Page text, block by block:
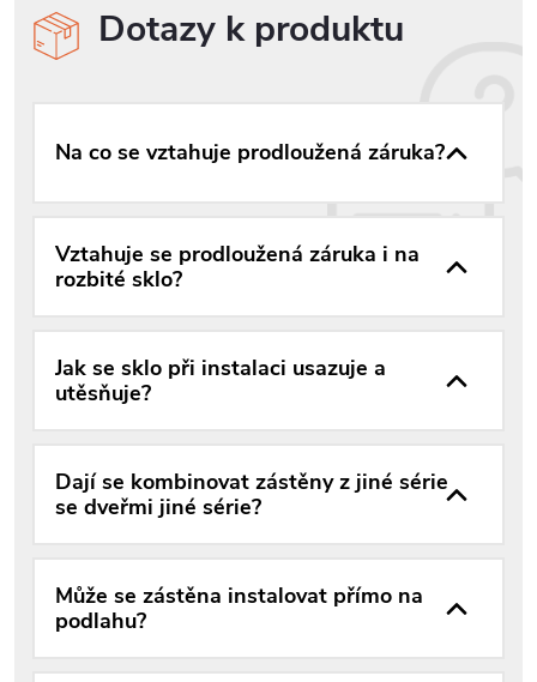
Dotazy k produktu
Na co se vztahuje prodloužená záruka?
Vztahuje se prodloužená záruka i na
rozbité sklo?
Jak se sklo při instalaci usazuje a
utěsňuje?
Dají se kombinovat zástěny z jiné série
se dveřmi jiné série?
Může se zástěna instalovat přímo na
podlahu?